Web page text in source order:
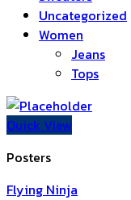
Uncategorized
Women
Jeans
Tops
Quick View
Posters
Flying Ninja